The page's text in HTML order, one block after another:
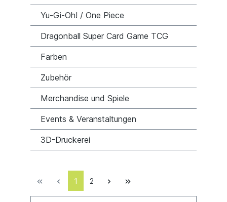
Yu-Gi-Oh! / One Piece
Dragonball Super Card Game TCG
Farben
Zubehör
Merchandise und Spiele
Events & Veranstaltungen
3D-Druckerei
1 2